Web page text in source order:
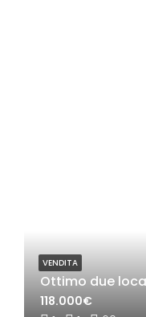
118.000€
VENDITA